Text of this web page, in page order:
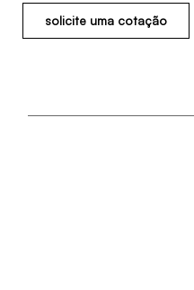
solicite uma cotação